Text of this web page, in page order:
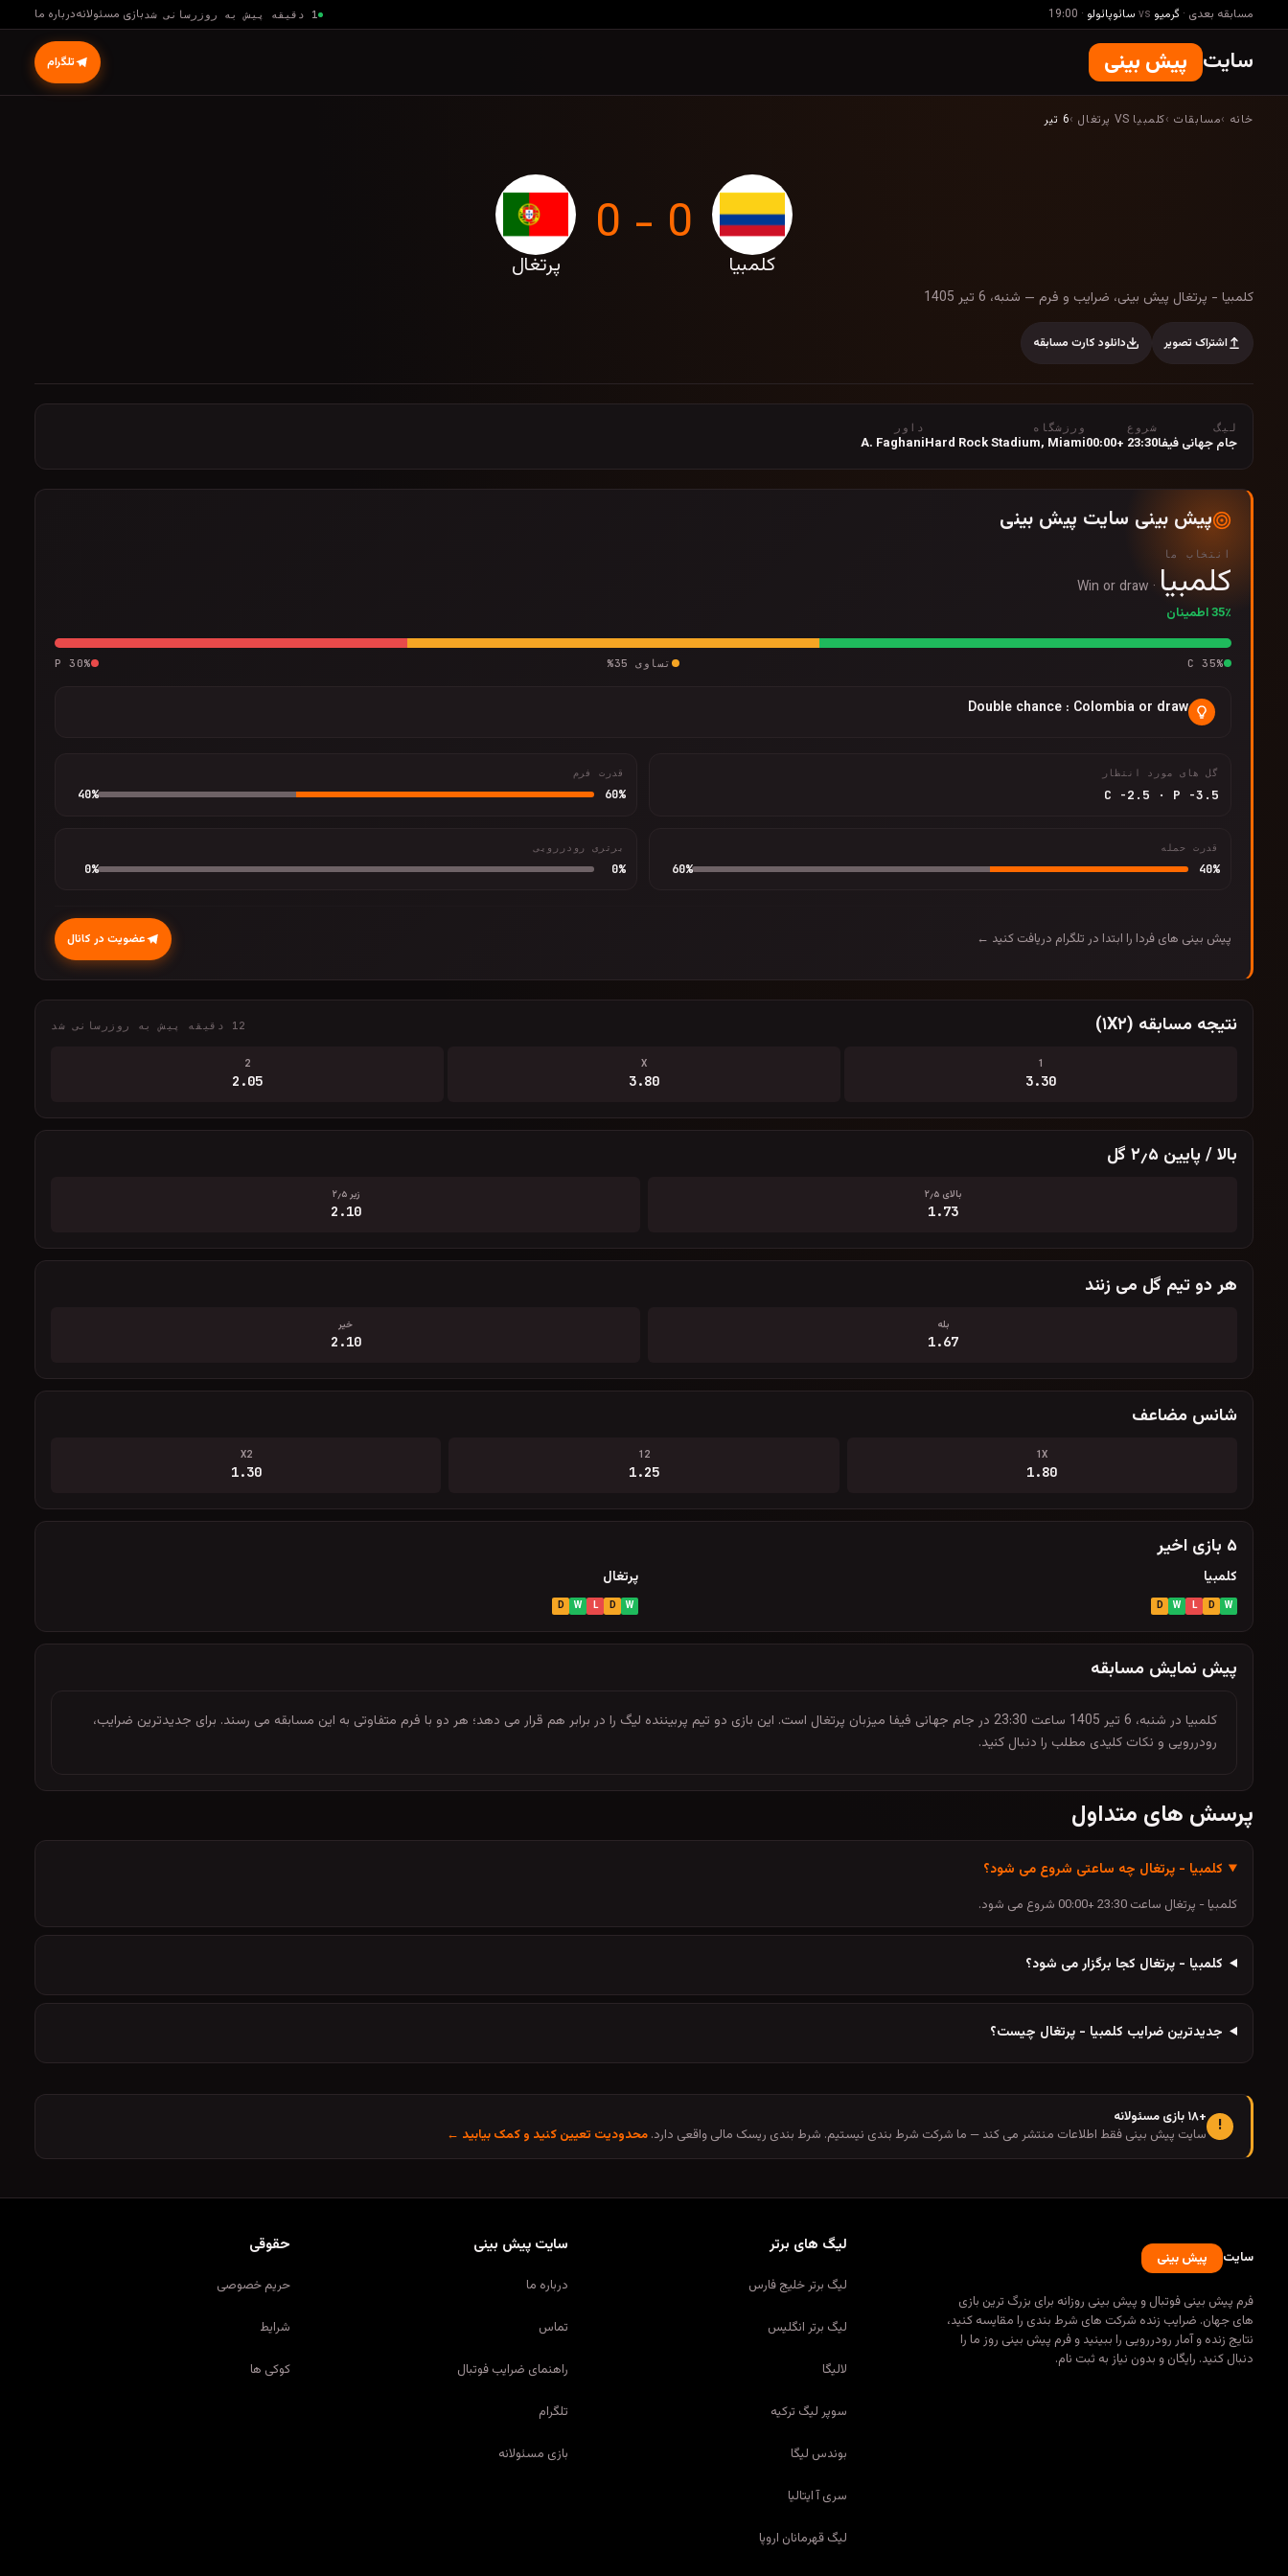
مسابقه بعدی · گرمیو vs سائوپائولو ·
19:00 1 دقیقه پیش به روزرسانی شد بازی مسئولانهدرباره ما
سایت پیش بینی تلگرام
خانه ›مسابقات ›کلمبیا VS پرتغال ›6 تیر
کلمبیا
0 - 0
پرتغال
کلمبیا - پرتغال پیش بینی، ضرایب و فرم — شنبه، 6 تیر 1405
کلمبیا - پرتغال پیش بینی، ضرایب و فرم — شنبه، 6 تیر 1405
اشتراک تصویر دانلود کارت مسابقه
لیگ
جام جهانی فیفا
شروع
23:30 +00:00
ورزشگاه
Hard Rock Stadium, Miami
داور
A. Faghani
پیش بینی سایت پیش بینی
انتخاب ما
کلمبیا ·
Win or draw
35٪ اطمینان
C 35% تساوی 35
%
P 30%
Double chance : Colombia or draw
گل های مورد انتظار
C -2.5 · P -3.5
قدرت فرم
60%
40%
قدرت حمله
40%
60%
برتری رودررویی
0%
0%
پیش بینی های فردا را ابتدا در تلگرام دریافت کنید ← عضویت در کانال
نتیجه مسابقه (۱X۲) 12 دقیقه پیش به روزرسانی شد
1
3.30
X
3.80
2
2.05
بالا / پایین ۲٫۵ گل
بالای ۲٫۵
1.73
زیر ۲٫۵
2.10
هر دو تیم گل می زنند
بله
1.67
خیر
2.10
شانس مضاعف
1X
1.80
12
1.25
X2
1.30
۵ بازی اخیر
کلمبیا
W
D
L
W
D
پرتغال
W
D
L
W
D
پیش نمایش مسابقه
کلمبیا در شنبه، 6 تیر 1405 ساعت 23:30 در جام جهانی فیفا میزبان پرتغال است. این بازی دو تیم پربیننده لیگ را در برابر هم قرار می دهد؛ هر دو با فرم متفاوتی به این مسابقه می رسند. برای جدیدترین ضرایب،
رودررویی و نکات کلیدی مطلب را دنبال کنید.
پرسش های متداول
کلمبیا - پرتغال چه ساعتی شروع می شود؟
کلمبیا - پرتغال ساعت 23:30 +00:00 شروع می شود.
کلمبیا - پرتغال کجا برگزار می شود؟
جدیدترین ضرایب کلمبیا - پرتغال چیست؟
!
+۱۸ بازی مسئولانه
سایت پیش بینی فقط اطلاعات منتشر می کند — ما شرکت شرط بندی نیستیم. شرط بندی ریسک مالی واقعی دارد. محدودیت تعیین کنید و کمک بیابید ←
سایت پیش بینی
فرم پیش بینی فوتبال و پیش بینی روزانه برای بزرگ ترین بازی
های جهان. ضرایب زنده شرکت های شرط بندی را مقایسه کنید،
نتایج زنده و آمار رودررویی را ببینید و فرم پیش بینی روز ما را
دنبال کنید. رایگان و بدون نیاز به ثبت نام.
لیگ های برتر
لیگ برتر خلیج فارس
لیگ برتر انگلیس
لالیگا
سوپر لیگ ترکیه
بوندس لیگا
سری آ ایتالیا
لیگ قهرمانان اروپا
سایت پیش بینی
درباره ما
تماس
راهنمای ضرایب فوتبال
تلگرام
بازی مسئولانه
حقوقی
حریم خصوصی
شرایط
کوکی ها